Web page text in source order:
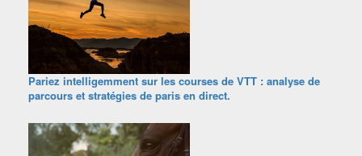
Pariez intelligemment sur les courses de VTT : analyse de
parcours et stratégies de paris en direct.